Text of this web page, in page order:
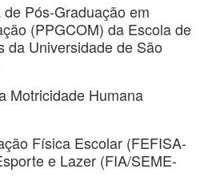
Pós-Graduação em
(PPGCOM) da Escola de
da Universidade de São
Motricidade Humana
Física Escolar (FEFISA-
e Lazer (FIA/SEME-